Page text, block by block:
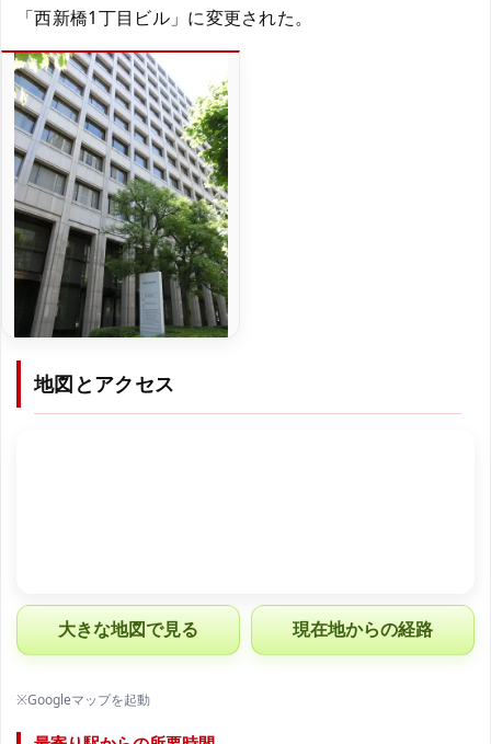
「西新橋1丁目ビル」に変更された。
地図とアクセス
大きな地図で見る 現在地からの経路
※Googleマップを起動